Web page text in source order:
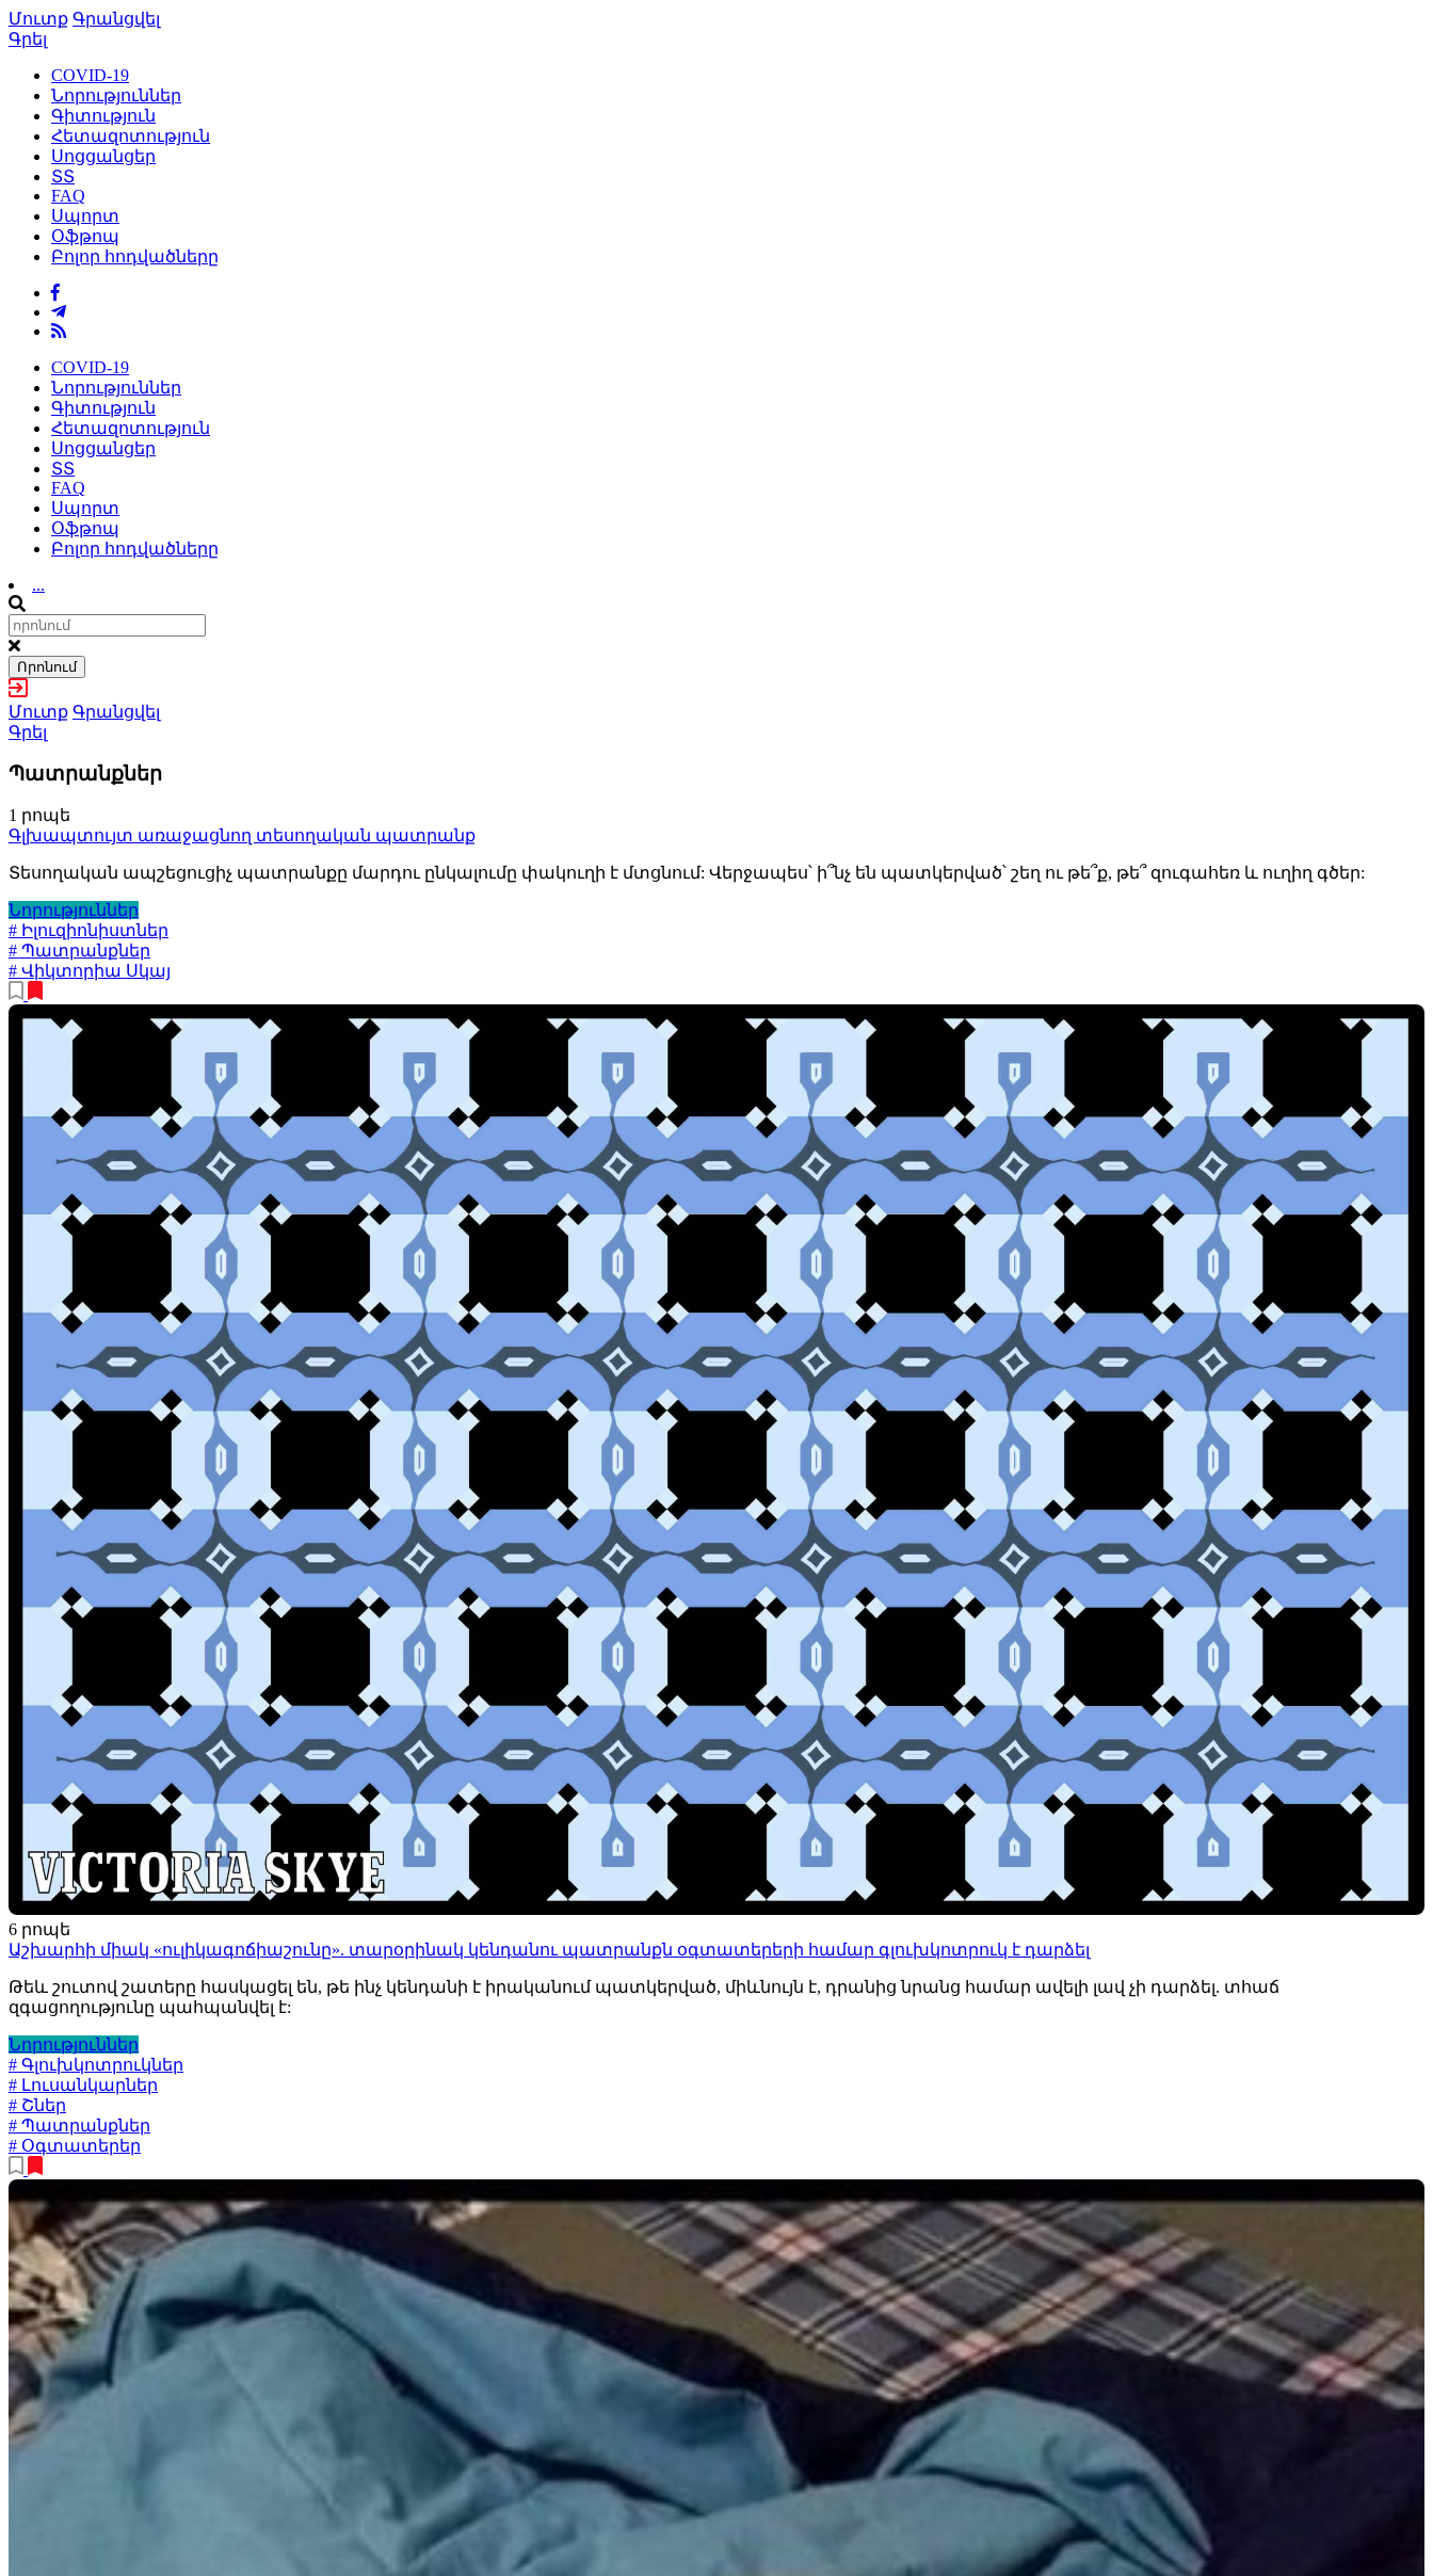
Մուտք Գրանցվել
Գրել
COVID-19
Նորություններ
Գիտություն
Հետազոտություն
Սոցցանցեր
ՏՏ
FAQ
Սպորտ
Օֆթոպ
Բոլոր հոդվածները
COVID-19
Նորություններ
Գիտություն
Հետազոտություն
Սոցցանցեր
ՏՏ
FAQ
Սպորտ
Օֆթոպ
Բոլոր հոդվածները
...
Որոնում
Մուտք Գրանցվել
Գրել
Պատրանքներ
1 րոպե
Գլխապտույտ առաջացնող տեսողական պատրանք
Տեսողական ապշեցուցիչ պատրանքը մարդու ընկալումը փակուղի է մտցնում: Վերջապես՝ ի՞նչ են պատկերված՝ շեղ ու թե՞ք, թե՞ զուգահեռ և ուղիղ գծեր:
Նորություններ
# Իլուզիոնիստներ
# Պատրանքներ
# Վիկտորիա Սկայ
6 րոպե
Աշխարհի միակ «ուլիկագոճիաշունը». տարօրինակ կենդանու պատրանքն օգտատերերի համար գլուխկոտրուկ է դարձել
Թեև շուտով շատերը հասկացել են, թե ինչ կենդանի է իրականում պատկերված, միևնույն է, դրանից նրանց համար ավելի լավ չի դարձել. տհաճ
զգացողությունը պահպանվել է:
Նորություններ
# Գլուխկոտրուկներ
# Լուսանկարներ
# Շներ
# Պատրանքներ
# Օգտատերեր